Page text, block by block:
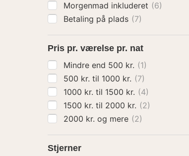
Morgenmad inkluderet (6)
Betaling på plads (7)
Pris pr. værelse pr. nat
Mindre end 500 kr. (1)
500 kr. til 1000 kr. (7)
1000 kr. til 1500 kr. (4)
1500 kr. til 2000 kr. (2)
2000 kr. og mere (2)
Stjerner